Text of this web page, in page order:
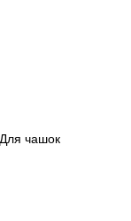
чашок